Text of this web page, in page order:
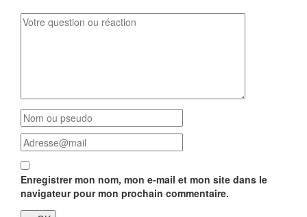
Enregistrer mon nom, mon e-mail et mon site dans le
navigateur pour mon prochain commentaire.